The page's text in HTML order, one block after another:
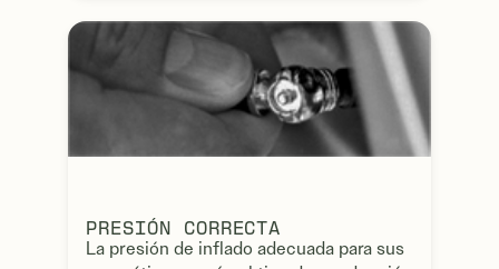
PRESIÓN CORRECTA
La presión de inflado adecuada para sus